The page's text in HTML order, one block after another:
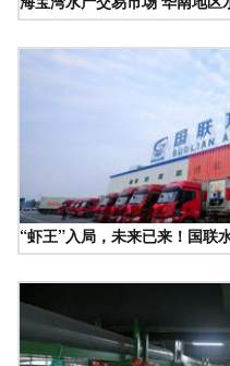
“虾王”入局，未来已来！国